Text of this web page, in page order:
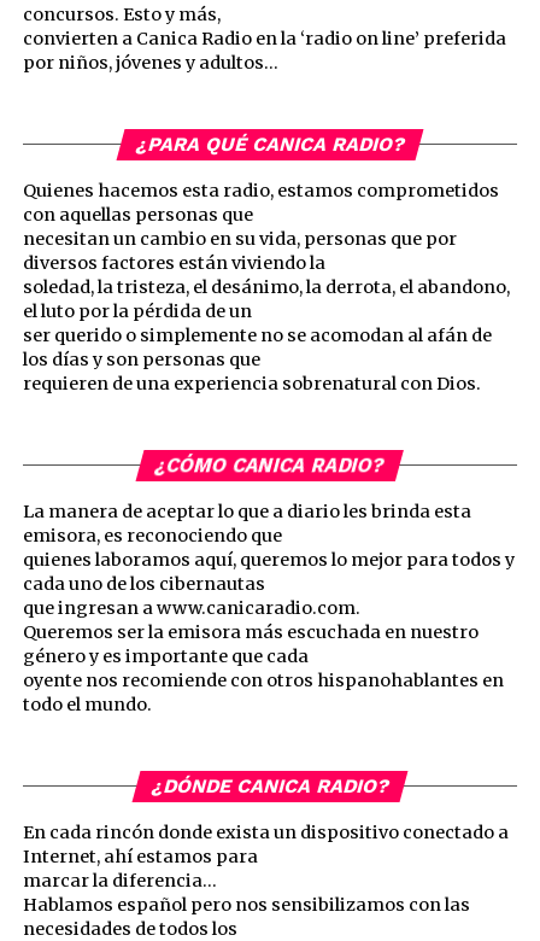
concursos. Esto y más,
convierten a Canica Radio en la ‘radio on line’ preferida
por niños, jóvenes y adultos…
¿PARA QUÉ CANICA RADIO?
Quienes hacemos esta radio, estamos comprometidos
con aquellas personas que
necesitan un cambio en su vida, personas que por
diversos factores están viviendo la
soledad, la tristeza, el desánimo, la derrota, el abandono,
el luto por la pérdida de un
ser querido o simplemente no se acomodan al afán de
los días y son personas que
requieren de una experiencia sobrenatural con Dios.
¿CÓMO CANICA RADIO?
La manera de aceptar lo que a diario les brinda esta
emisora, es reconociendo que
quienes laboramos aquí, queremos lo mejor para todos y
cada uno de los cibernautas
que ingresan a www.canicaradio.com.
Queremos ser la emisora más escuchada en nuestro
género y es importante que cada
oyente nos recomiende con otros hispanohablantes en
todo el mundo.
¿DÓNDE CANICA RADIO?
En cada rincón donde exista un dispositivo conectado a
Internet, ahí estamos para
marcar la diferencia…
Hablamos español pero nos sensibilizamos con las
necesidades de todos los